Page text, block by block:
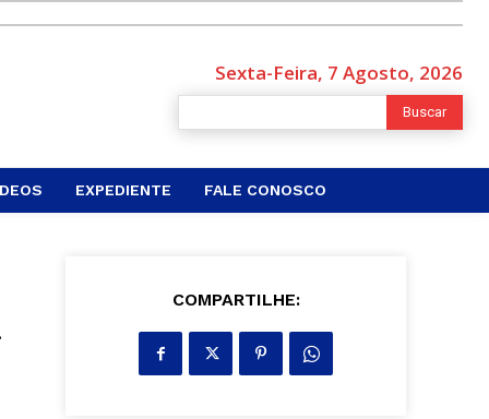
Sexta-Feira, 7 Agosto, 2026
Buscar
EXPEDIENTE FALE CONOSCO
COMPARTILHE: